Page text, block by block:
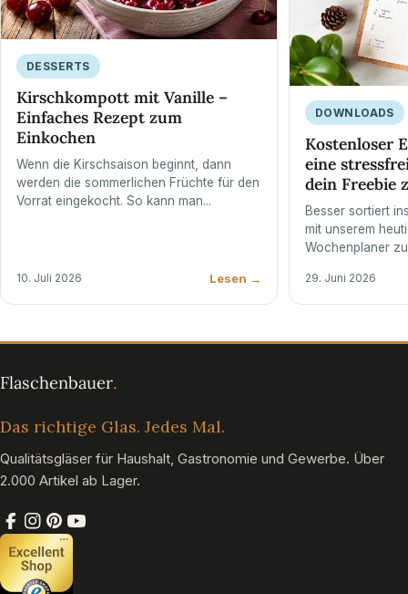
DESSERTS
Kirschkompott mit Vanille –
Einfaches Rezept zum
Einkochen
Wenn die Kirschsaison beginnt, dann
werden die sommerlichen Früchte für den
Vorrat eingekocht. So kann man...
10. Juli 2026 Lesen →
DOWNLOADS
Kostenloser
eine
dein Freebie
Besser sortiert
mit unserem
Wochenplaner
29. Juni 2026
Das richtige Glas. Jedes Mal.
Qualitätsgläser für Haushalt, Gastronomie und Gewerbe. Über
2.000 Artikel ab Lager.
Facebook
Instagram
Pinterest
YouTube